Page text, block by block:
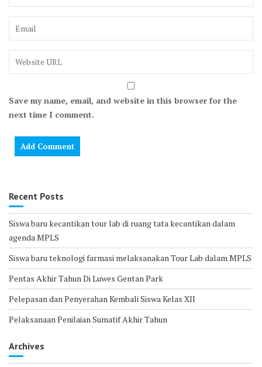
Save my name, email, and website in this browser for the
next time I comment.
Recent Posts
Siswa baru kecantikan tour lab di ruang tata kecantikan dalam
agenda MPLS
Siswa baru teknologi farmasi melaksanakan Tour Lab dalam MPLS
Pentas Akhir Tahun Di Luwes Gentan Park
Pelepasan dan Penyerahan Kembali Siswa Kelas XII
Pelaksanaan Penilaian Sumatif Akhir Tahun
Archives